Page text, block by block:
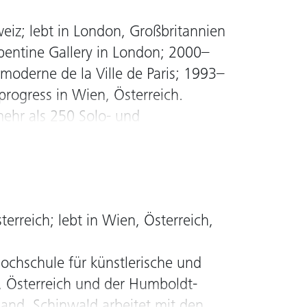
Kunst,
sowie mittelalterliche
Publikationen über
seit 2013 Mitglied im
lebt in London, Großbritannien
Gallery in London; 2000–
de la Ville de Paris; 1993–
in Wien, Österreich.
als 250 Solo- und
darunter (seit 2010): Map
1995 Mitglied im Kunstrat der
lebt in Wien, Österreich,
für künstlerische und
Österreich und der Humboldt-